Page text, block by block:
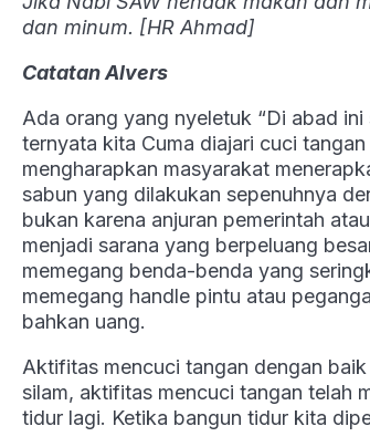
dan minum. [HR Ahmad]
Catatan Alvers
Ada orang yang nyeletuk “Di abad
ternyata kita Cuma diajari cuci
mengharapkan masyarakat
sabun yang dilakukan sepenuhnya
bukan karena anjuran pemerintah
menjadi sarana yang berpeluang
memegang benda-benda yang
memegang handle pintu atau
bahkan uang.
Aktifitas mencuci tangan dengan
silam, aktifitas mencuci tangan telah
tidur lagi. Ketika bangun tidur kita